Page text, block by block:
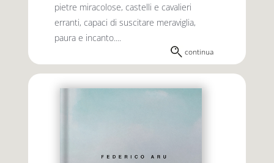
pietre miracolose, castelli e cavalieri
erranti, capaci di suscitare meraviglia,
paura e incanto....
continua